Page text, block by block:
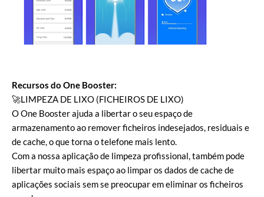
Recursos do One Booster:
🚀LIMPEZA DE LIXO (FICHEIROS DE LIXO)
O One Booster ajuda a libertar o seu espaço de
armazenamento ao remover ficheiros indesejados, residuais e
de cache, o que torna o telefone mais lento.
Com a nossa aplicação de limpeza profissional, também pode
libertar muito mais espaço ao limpar os dados de cache de
aplicações sociais sem se preocupar em eliminar os ficheiros